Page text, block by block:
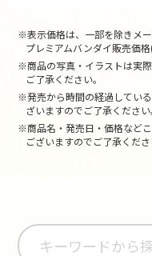
※表示価格は、一部を除きメ
プレミアムバンダイ販売価格
※商品の写真・イラストは実
ご了承ください。
※発売から時間の経過してい
ざいますのでご了承ください
※商品名・発売日・価格など
ございますのでご了承くださ